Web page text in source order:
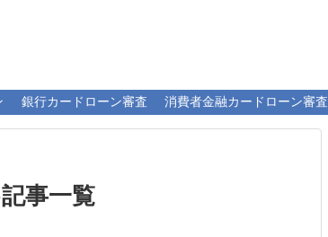
銀行カードローン審査 消費者金融カードローン審査
事一覧